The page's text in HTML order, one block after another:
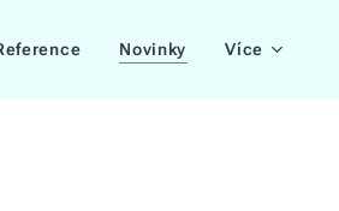
Novinky Více